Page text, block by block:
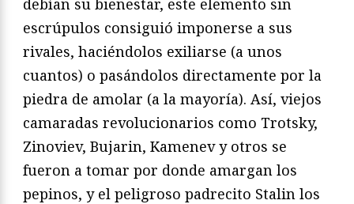
debían su bienestar, este elemento sin
escrúpulos consiguió imponerse a sus
rivales, haciéndolos exiliarse (a unos
cuantos) o pasándolos directamente por la
piedra de amolar (a la mayoría). Así, viejos
camaradas revolucionarios como Trotsky,
Zinoviev, Bujarin, Kamenev y otros se
fueron a tomar por donde amargan los
pepinos, y el peligroso padrecito Stalin los